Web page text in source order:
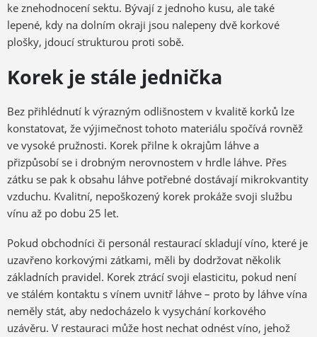
ke znehodnocení sektu. Bývají z jednoho kusu, ale také
lepené, kdy na dolním okraji jsou nalepeny dvě korkové
plošky, jdoucí strukturou proti sobě.
Korek je stále jednička
Bez přihlédnutí k výrazným odlišnostem v kvalitě korků lze
konstatovat, že výjimečnost tohoto materiálu spočívá rovněž
ve vysoké pružnosti. Korek přilne k okrajům láhve a
přizpůsobí se i drobným nerovnostem v hrdle láhve. Přes
zátku se pak k obsahu láhve potřebné dostávají mikrokvantity
vzduchu. Kvalitní, nepoškozený korek prokáže svoji službu
vínu až po dobu 25 let.
Pokud obchodníci či personál restaurací skladují víno, které je
uzavřeno korkovými zátkami, měli by dodržovat několik
základních pravidel. Korek ztrácí svoji elasticitu, pokud není
ve stálém kontaktu s vínem uvnitř láhve – proto by láhve vína
neměly stát, aby nedocházelo k vysychání korkového
uzávěru. V restauraci může host nechat odnést víno, jehož